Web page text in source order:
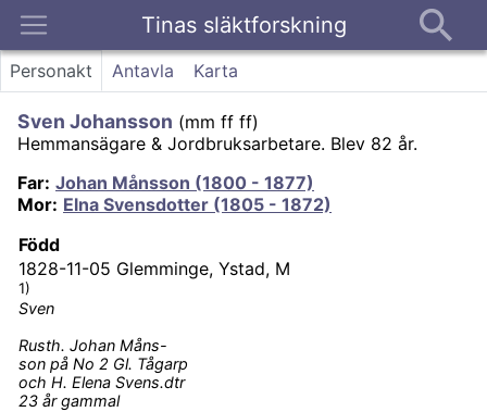
Tinas släktforskning
Kontakt
Personakt Antavla Karta
Sven Johansson (mm ff ff)
Hemmansägare & Jordbruksarbetare. Blev 82 år.
Far: Johan Månsson (1800 - 1877)
Mor: Elna Svensdotter (1805 - 1872)
Född
1828-11-05 Glemminge, Ystad, M
1)
Sven
Rusth. Johan Måns-
son på No 2 Gl. Tågarp
och H. Elena Svens.dtr
23 år gammal